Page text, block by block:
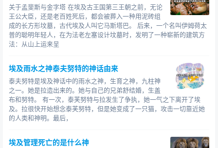
关于孟斐斯与金字塔 在埃及古王国第三王朝之前，无论
王公大臣，还是老百姓死后，都会被葬入一种用泥砖组
成的长方形坟墓，古代埃及人叫它马斯塔巴。 后来，一个名叫伊姆荷太
普的聪明年轻人，在为法老左塞设计坟墓时，发明了一种崭新的建筑方
法：从山上运来呈
埃及雨水之神泰夫努特的神话由来
泰夫努特是埃及神话中的雨水之神，生育之神，九柱神
之一。她是拉造出来的。她与自己的兄弟舒结婚，生盖
布和努特。 有一次，泰芙努特与拉发生了争执，她一气之下离开了埃
及。拉很快开始想念泰芙努特，但是她变成了一只猫，攻击一切靠近她
的人类和神明。最后，
埃及管理死亡的是什么神